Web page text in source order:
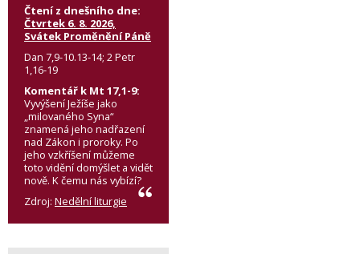
Čtení z dnešního dne:
Čtvrtek 6. 8. 2026,
Svátek Proměnění Páně
Dan 7,9-10.13-14; 2 Petr
1,16-19
Komentář k Mt 17,1-9:
Vyvýšení Ježíše jako
„milovaného Syna“
znamená jeho nadřazení
nad Zákon i proroky. Po
jeho vzkříšení můžeme
toto vidění domýšlet a vidět
nově. K čemu nás vybízí?
Zdroj: Nedělní liturgie